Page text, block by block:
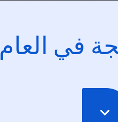
في العام